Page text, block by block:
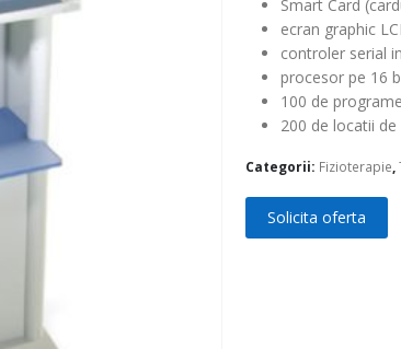
Smart Card
ecran graphic
controler serial
procesor pe 16
100 de
200 de locatii
Categorii: Fizioterapie,
Solicita oferta